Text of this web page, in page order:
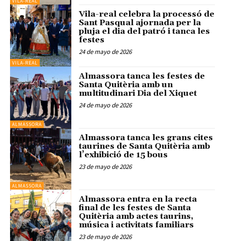
VILA-REAL
Vila-real celebra la processó de
Sant Pasqual ajornada per la
pluja el dia del patró i tanca les
festes
24 de mayo de 2026
ALMASSORA
Almassora tanca les festes de
Santa Quitèria amb un
multitudinari Dia del Xiquet
24 de mayo de 2026
ALMASSORA
Almassora tanca les grans cites
taurines de Santa Quitèria amb
l’exhibició de 15 bous
23 de mayo de 2026
Almassora entra en la recta
final de les festes de Santa
Quitèria amb actes taurins,
música i activitats familiars
23 de mayo de 2026